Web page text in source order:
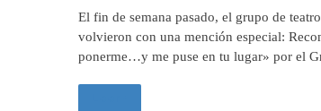
El fin de semana pasado, el grupo de
volvieron con una mención especial:
ponerme…y me puse en tu lugar» por el